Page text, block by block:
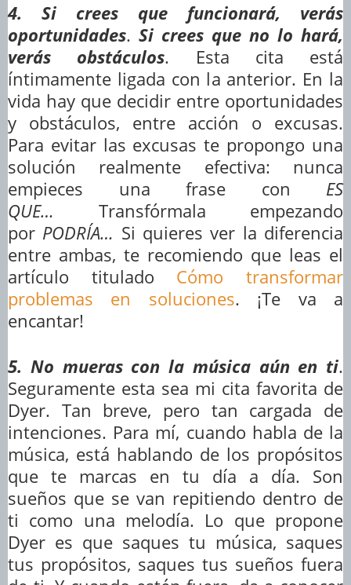
4. Si crees que funcionará, verás
oportunidades. Si crees que no lo hará,
verás obstáculos. Esta cita está
íntimamente ligada con la anterior. En la
vida hay que decidir entre oportunidades
y obstáculos, entre acción o excusas.
Para evitar las excusas te propongo una
solución realmente efectiva: nunca
empieces una frase con ES
QUE… Transfórmala empezando
por PODRÍA… Si quieres ver la diferencia
entre ambas, te recomiendo que leas el
artículo titulado Cómo transformar
problemas en soluciones. ¡Te va a
encantar!
5. No mueras con la música aún en ti.
Seguramente esta sea mi cita favorita de
Dyer. Tan breve, pero tan cargada de
intenciones. Para mí, cuando habla de la
música, está hablando de los propósitos
que te marcas en tu día a día. Son
sueños que se van repitiendo dentro de
ti como una melodía. Lo que propone
Dyer es que saques tu música, saques
tus propósitos, saques tus sueños fuera